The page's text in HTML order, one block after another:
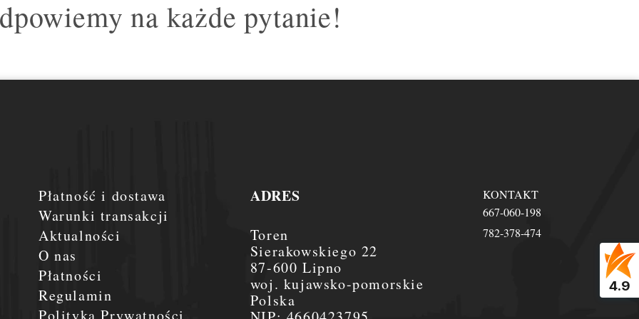
4.9
na każde pytanie!
Płatność i dostawa
Warunki transakcji
Aktualności
O nas
Płatności
Regulamin
Polityka Prywatności
ADRES
Toren
Sierakowskiego 22
87-600 Lipno
woj. kujawsko-pomorskie
Polska
KONTAKT
667-060-198
782-378-474